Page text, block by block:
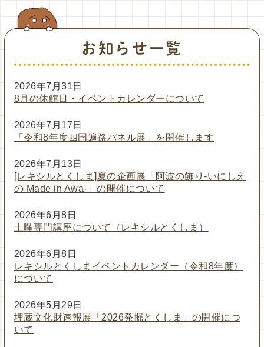
お知らせ一覧
2026年7月31日
8月の休館日・イベントカレンダーについて
2026年7月17日
「令和8年度四国遍路パネル展」を開催します
2026年7月13日
[レキシルとくしま]夏の企画展「阿波の飾り-いにしえ
の Made in Awa-」の開催について
2026年6月8日
土曜専門講座について（レキシルとくしま）
2026年6月8日
レキシルとくしまイベントカレンダー（令和8年度）
について
2026年5月29日
埋蔵文化財速報展「2026発掘とくしま」の開催につ
いて